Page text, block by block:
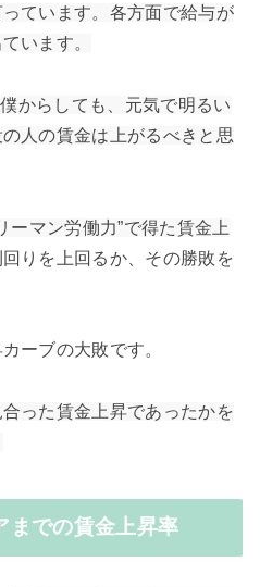
ています。各方面で給与が
います。
からしても、 元気で明るい
人の賃金は上がるべきと思
ーマン労働力”で得た賃金上
りを上回るか、その勝敗を
ーブの大敗です。
った賃金上昇であったかを
までの賃金上昇率